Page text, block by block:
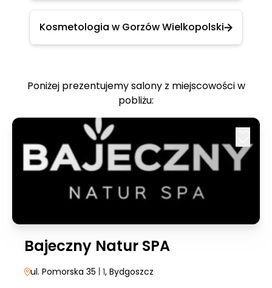
Kosmetologia w Gorzów Wielkopolski
Poniżej prezentujemy salony z miejscowości w
pobliżu:
Bajeczny Natur SPA
ul. Pomorska 35 | 1, Bydgoszcz